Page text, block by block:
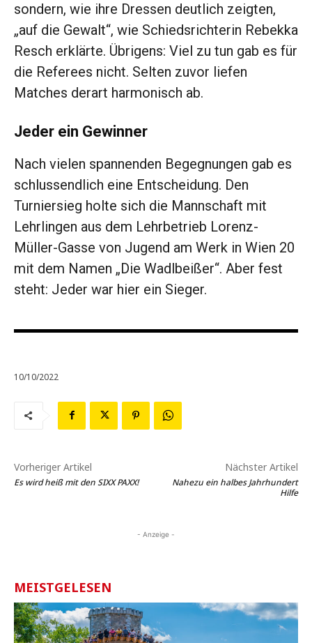
sondern, wie ihre Dressen deutlich zeigten,
„auf die Gewalt“, wie Schiedsrichterin Rebekka
Resch erklärte. Übrigens: Viel zu tun gab es für
die Referees nicht. Selten zuvor liefen
Matches derart harmonisch ab.
Jeder ein Gewinner
Nach vielen spannenden Be­gegnungen gab es
schlussendlich eine Entscheidung. Den
Turniersieg holte sich die Mannschaft mit
Lehrlingen aus dem Lehrbetrieb Lorenz-
Müller-Gasse von Jugend am Werk in Wien 20
mit dem Namen „Die Wadlbeißer“. Aber fest
steht: Jeder war hier ein Sieger.
10/10/2022
Vorheriger Artikel
Es wird heiß mit den SIXX PAXX!
Nächster Artikel
Nahezu ein halbes Jahrhundert
Hilfe
- Anzeige -
MEISTGELESEN